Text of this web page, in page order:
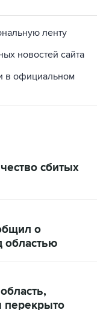
ленту
новостей сайта
в официальном
сбитых
о
областью
перекрыто